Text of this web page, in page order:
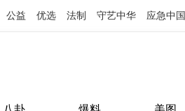
公益 优选 法制 守艺中华 应急中国